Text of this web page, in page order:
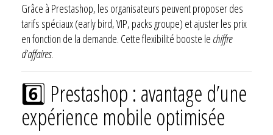
Grâce à Prestashop, les organisateurs peuvent proposer des
tarifs spéciaux (early bird, VIP, packs groupe) et ajuster les prix
en fonction de la demande. Cette flexibilité booste le chiffre
d’affaires.
6️⃣ Prestashop : avantage d’une
expérience mobile optimisée